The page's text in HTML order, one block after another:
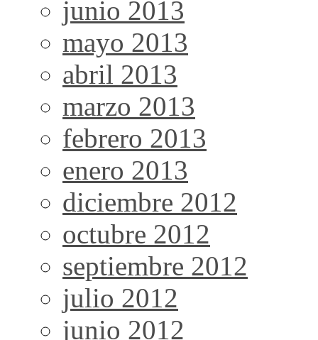
junio 2013
mayo 2013
abril 2013
marzo 2013
febrero 2013
enero 2013
diciembre 2012
octubre 2012
septiembre 2012
julio 2012
junio 2012